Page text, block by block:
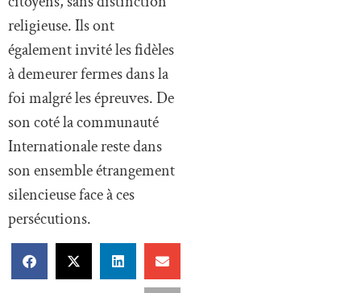
religieuse. Ils ont
également invité les fidèles
à demeurer fermes dans la
foi malgré les épreuves. De
son coté la communauté
Internationale reste dans
son ensemble étrangement
silencieuse face à ces
persécutions.